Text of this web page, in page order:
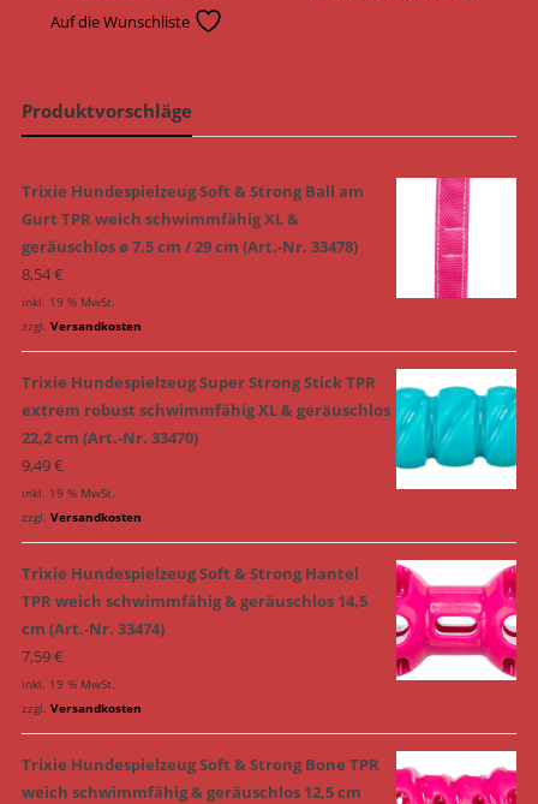
Auf die Wunschliste
Produktvorschläge
Trixie Hundespielzeug Soft & Strong Ball am
Gurt TPR weich schwimmfähig XL &
geräuschlos ø 7,5 cm / 29 cm (Art.-Nr. 33478)
8,54€
inkl. 19 % MwSt.
zzgl. Versandkosten
Trixie Hundespielzeug Super Strong Stick TPR
extrem robust schwimmfähig XL & geräuschlos
22,2 cm (Art.-Nr. 33470)
9,49€
inkl. 19 % MwSt.
zzgl. Versandkosten
Trixie Hundespielzeug Soft & Strong Hantel
TPR weich schwimmfähig & geräuschlos 14,5
cm (Art.-Nr. 33474)
7,59€
inkl. 19 % MwSt.
zzgl. Versandkosten
Trixie Hundespielzeug Soft & Strong Bone TPR
weich schwimmfähig & geräuschlos 12,5 cm